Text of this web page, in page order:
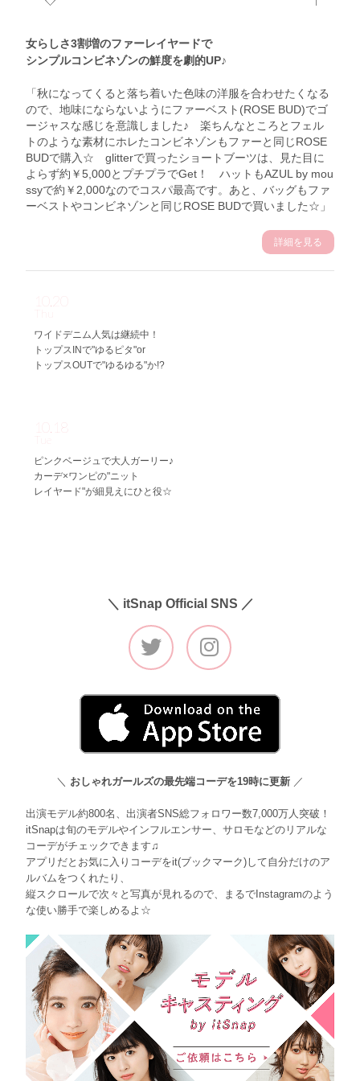
女らしさ3割増のファーレイヤードで
シンプルコンビネゾンの鮮度を劇的UP♪
「秋になってくると落ち着いた色味の洋服を合わせたくなる
ので、地味にならないようにファーベスト(ROSE BUD)でゴ
ージャスな感じを意識しました♪ 楽ちんなところとフェル
トのような素材にホレたコンビネゾンもファーと同じROSE
BUDで購入☆ glitterで買ったショートブーツは、見た目に
よらず約￥5,000とプチプラでGet！ ハットもAZUL by mou
ssyで約￥2,000なのでコスパ最高です。あと、バッグもファ
ーベストやコンビネゾンと同じROSE BUDで買いました☆」
詳細を見る
ワイドデニム人気は継続中！
トップスINで"ゆるピタ"or
トップスOUTで"ゆるゆる"か!?
10.18
ピンクベージュで大人ガーリー♪
カーデ×ワンピの"ニット
レイヤード"が細見えにひと役☆
＼ itSnap Official SNS ／
＼ おしゃれガールズの最先端コーデを19時に更新 ／
出演モデル約800名、出演者SNS総フォロワー数7,000万人突破！
itSnapは旬のモデルやインフルエンサー、サロモなどのリアルな
コーデがチェックできます♫
アプリだとお気に入りコーデをit(ブックマーク)して自分だけのア
ルバムをつくれたり、
縦スクロールで次々と写真が見れるので、まるでInstagramのよう
な使い勝手で楽しめるよ☆